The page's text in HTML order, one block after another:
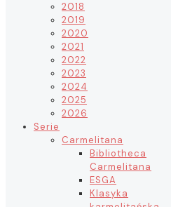
2018
2019
2020
2021
2022
2023
2024
2025
2026
Serie
Carmelitana
Bibliotheca
Carmelitana
ESGA
Klasyka